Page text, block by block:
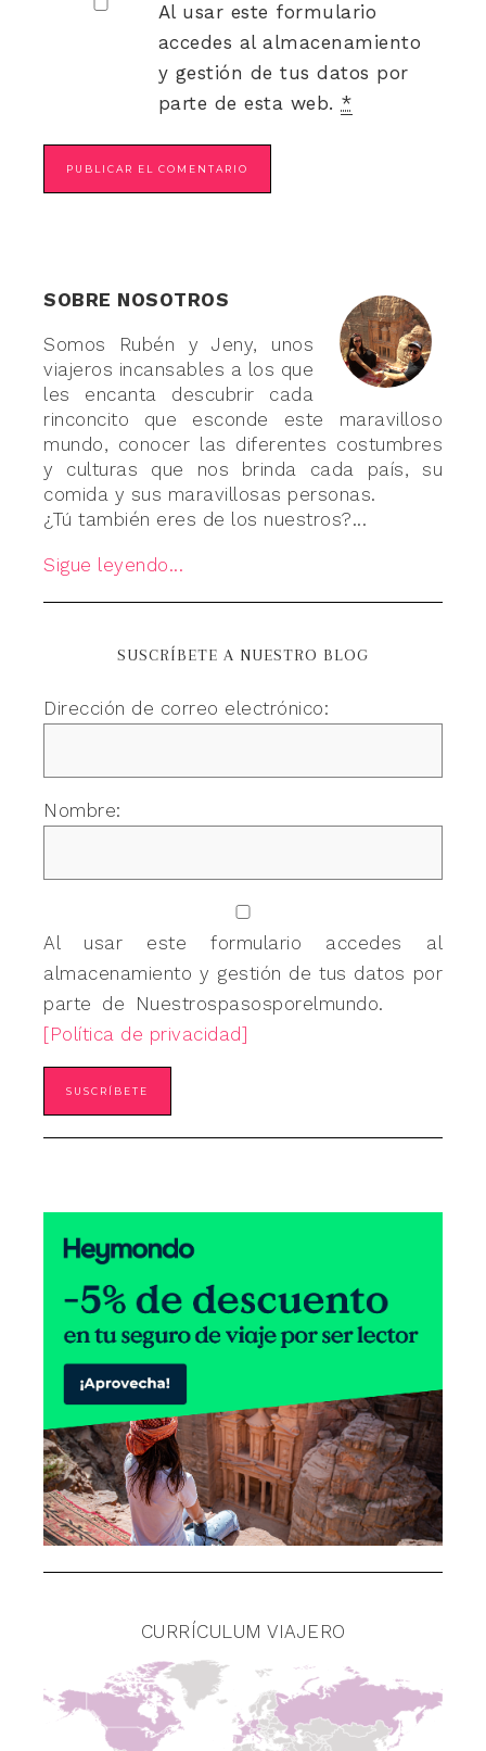
Al usar este formulario
accedes al almacenamiento
y gestión de tus datos por
parte de esta web. *
SOBRE NOSOTROS
Somos Rubén y Jeny, unos
viajeros incansables a los que
les encanta descubrir cada
rinconcito que esconde este maravilloso
mundo, conocer las diferentes costumbres
y culturas que nos brinda cada país, su
comida y sus maravillosas personas.
¿Tú también eres de los nuestros?...
Sigue leyendo...
SUSCRÍBETE A NUESTRO BLOG
Dirección de correo electrónico:
Nombre:
Al usar este formulario accedes al
almacenamiento y gestión de tus datos por
parte de Nuestrospasosporelmundo.
[Política de privacidad]
CURRÍCULUM VIAJERO